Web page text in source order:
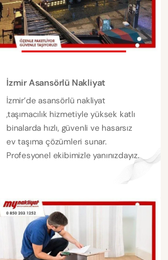
İzmir Asansörlü Nakliyat
İzmir’de asansörlü nakliyat
,taşımacılık hizmetiyle yüksek katlı
binalarda hızlı, güvenli ve hasarsız
ev taşıma çözümleri sunar.
Profesyonel ekibimizle yanınızdayız.